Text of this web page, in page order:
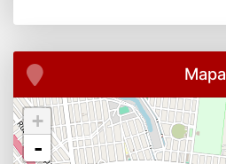
Mapa
+
-